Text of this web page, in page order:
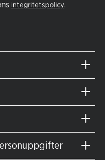
integritetspolicy.